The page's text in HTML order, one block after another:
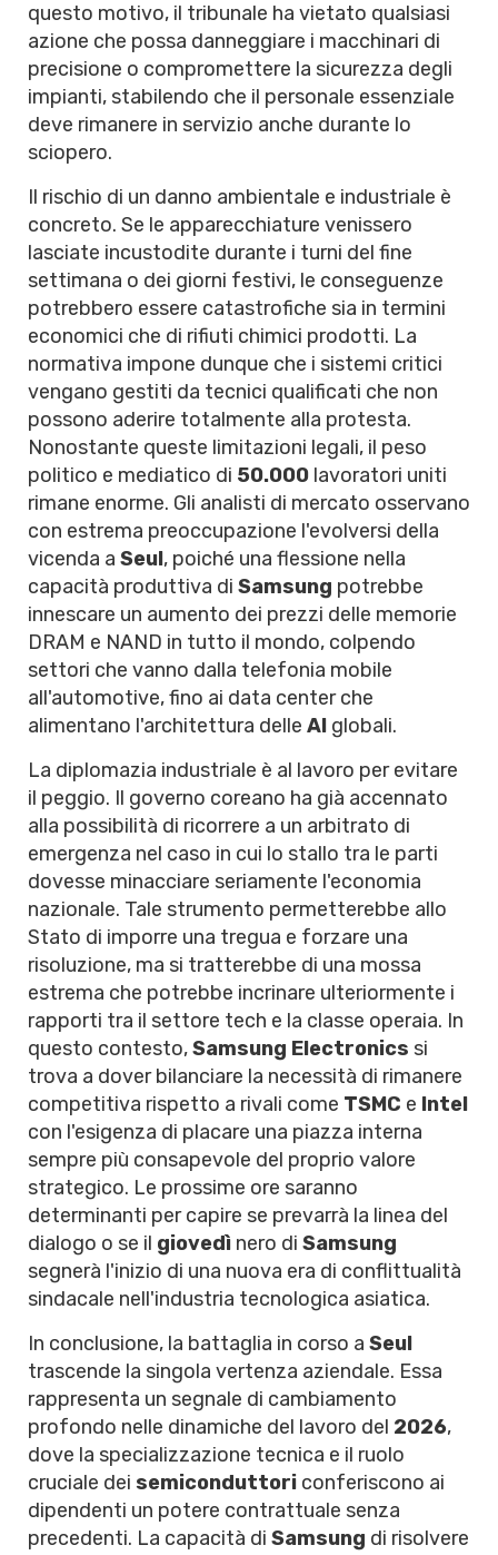
questo motivo, il tribunale ha vietato qualsiasi
azione che possa danneggiare i macchinari di
precisione o compromettere la sicurezza degli
impianti, stabilendo che il personale essenziale
deve rimanere in servizio anche durante lo
sciopero.
Il rischio di un danno ambientale e industriale è
concreto. Se le apparecchiature venissero
lasciate incustodite durante i turni del fine
settimana o dei giorni festivi, le conseguenze
potrebbero essere catastrofiche sia in termini
economici che di rifiuti chimici prodotti. La
normativa impone dunque che i sistemi critici
vengano gestiti da tecnici qualificati che non
possono aderire totalmente alla protesta.
Nonostante queste limitazioni legali, il peso
politico e mediatico di 50.000 lavoratori uniti
rimane enorme. Gli analisti di mercato osservano
con estrema preoccupazione l'evolversi della
vicenda a Seul, poiché una flessione nella
capacità produttiva di Samsung potrebbe
innescare un aumento dei prezzi delle memorie
DRAM e NAND in tutto il mondo, colpendo
settori che vanno dalla telefonia mobile
all'automotive, fino ai data center che
alimentano l'architettura delle AI globali.
La diplomazia industriale è al lavoro per evitare
il peggio. Il governo coreano ha già accennato
alla possibilità di ricorrere a un arbitrato di
emergenza nel caso in cui lo stallo tra le parti
dovesse minacciare seriamente l'economia
nazionale. Tale strumento permetterebbe allo
Stato di imporre una tregua e forzare una
risoluzione, ma si tratterebbe di una mossa
estrema che potrebbe incrinare ulteriormente i
rapporti tra il settore tech e la classe operaia. In
questo contesto,Samsung Electronics si
trova a dover bilanciare la necessità di rimanere
competitiva rispetto a rivali come TSMC e Intel
con l'esigenza di placare una piazza interna
sempre più consapevole del proprio valore
strategico. Le prossime ore saranno
determinanti per capire se prevarrà la linea del
dialogo o se il giovedì nero di Samsung
segnerà l'inizio di una nuova era di conflittualità
sindacale nell'industria tecnologica asiatica.
In conclusione, la battaglia in corso a Seul
trascende la singola vertenza aziendale. Essa
rappresenta un segnale di cambiamento
profondo nelle dinamiche del lavoro del 2026,
dove la specializzazione tecnica e il ruolo
cruciale dei semiconduttori conferiscono ai
dipendenti un potere contrattuale senza
precedenti. La capacità di Samsung di risolvere